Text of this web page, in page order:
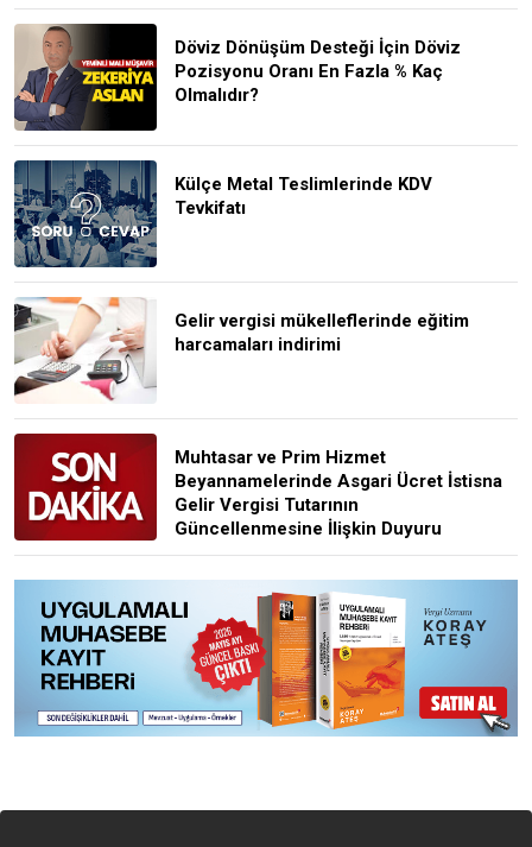
Döviz Dönüşüm Desteği İçin Döviz
Pozisyonu Oranı En Fazla % Kaç
Olmalıdır?
Külçe Metal Teslimlerinde KDV
Tevkifatı
Gelir vergisi mükelleflerinde eğitim
harcamaları indirimi
Muhtasar ve Prim Hizmet
Beyannamelerinde Asgari Ücret İstisna
Gelir Vergisi Tutarının
Güncellenmesine İlişkin Duyuru